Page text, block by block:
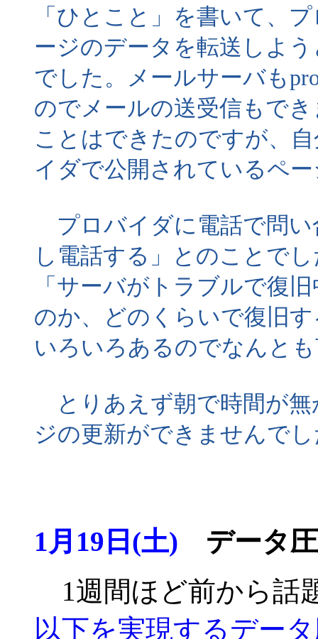
「ひとこと」を書いて、
ージのデータを転送しよ
でした。メールサーバも
のでメールの送受信もで
ことはできたのですが、
イダで公開されているペ
プロバイダに電話で問い
し電話する」とのことで
「サーバがトラブルで復
のか、どのくらいで復旧
いろいろあるのでなんと
とりあえず朝で時間が無
ジの更新ができませんで
1月19日(土) データ圧
1週間ほど前から話
以下を実現するデー